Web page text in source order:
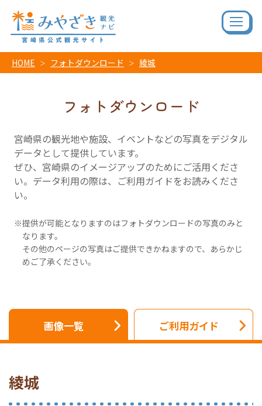
HOME フォトダウンロード 綾城
フォトダウンロード
宮崎県の観光地や施設、イベントなどの写真をデジタル
データとして提供しています。
ぜひ、宮崎県のイメージアップのためにご活用くださ
い。データ利用の際は、ご利用ガイドをお読みくださ
い。
提供が可能となりますのはフォトダウンロードの写真のみと
なります。
その他のページの写真はご提供できかねますので、あらかじ
めご了承ください。
画像一覧 ご利用ガイド
綾城